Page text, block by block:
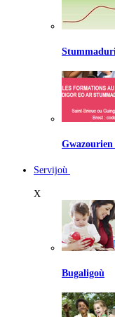
Servijoù
X
Bugaligoù